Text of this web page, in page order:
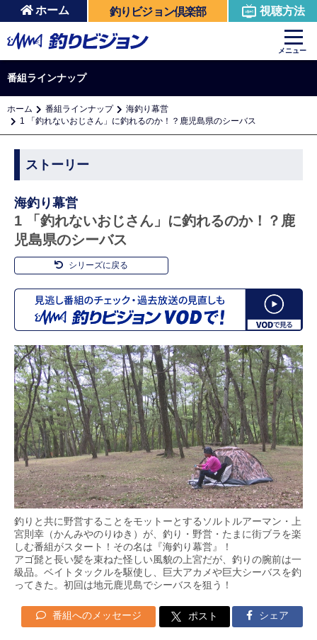
ホーム 釣りビジョン倶楽部 視聴方法
メニュー
番組ラインナップ
ホーム 番組ラインナップ
海釣り幕営
1 「釣れないおじさん」に釣れるのか！？鹿児島県のシーバス
ストーリー
海釣り幕営
1 「釣れないおじさん」に釣れるのか！？鹿
児島県のシーバス
シリーズに戻る
釣りと共に野営することをモットーとするソルトルアーマン・上
宮則幸（かんみやのりゆき）が、釣り・野営・たまに街ブラを楽
しむ番組がスタート！その名は『海釣り幕営』！
アゴ髭と長い髪を束ねた怪しい風貌の上宮だが、釣りの腕前は一
級品。ベイトタックルを駆使し、巨大アカメや巨大シーバスを釣
ってきた。初回は地元鹿児島でシーバスを狙う！
番組へのメッセージ ポスト シェア